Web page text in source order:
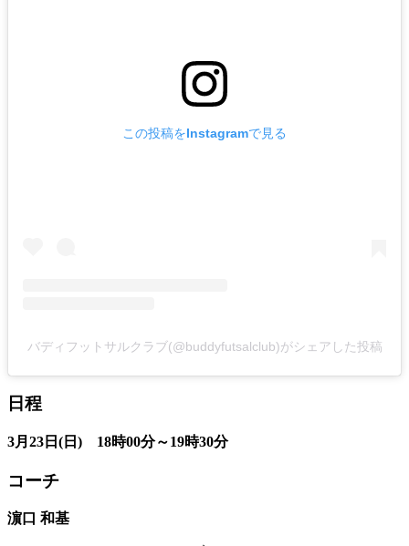
この投稿をInstagramで見る
バディフットサルクラブ(@buddyfutsalclub)がシェアした投稿
日程
3月23日(日) 18時00分～19時30分
コーチ
濵口 和基